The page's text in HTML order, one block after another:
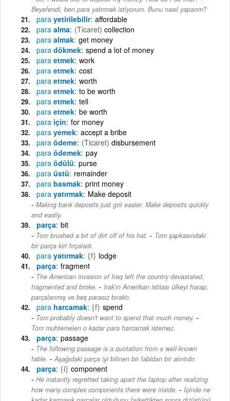
Beyefendi, ben para yatırmak istiyorum. Bunu nasıl yaparım?
para yetirilebilir affordable
para alma (Ticaret) collection
para almak get money
para dökmek spend a lot of money
para etmek work
para etmek cost
para etmek worth
para etmek to be worth
para etmek tell
para etmek be worth
para için for money
para yemek accept a bribe
para ödeme (Ticaret) disbursement
para ödemek pay
para ödülü purse
para üstü remainder
para basmak print money
para yatırmak Make deposit
Making bank deposits just got easier. Make deposits quickly
and easily.
parça bit
Tom brushed a bit of dirt off of his hat. - Tom şapkasındaki
bir parça kiri fırçaladı.
para yatırmak {f} lodge
parça fragment
The American invasion of Iraq left the country devastated,
fragmented and broke. - Irak'ın Amerikan istilası ülkeyi harap,
parçalanmış ve beş parasız bıraktı.
para harcamak {f} spend
Tom probably doesn't want to spend that much money. -
Tom muhtemelen o kadar para harcamak istemez.
parça passage
The following passage is a quotation from a well-known
fable. - Aşağıdaki parça iyi bilinen bir fabldan bir alıntıdır.
parça {i} component
He instantly regretted taking apart the laptop after realizing
how many complex components there were inside. - İçinde ne